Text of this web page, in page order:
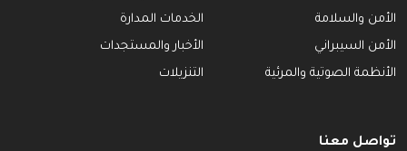
الأمن والسلامة
الخدمات المدارة
الأمن السيبراني
الأخبار والمستجدات
الأنظمة الصوتية والمرئية
التنزيلات
تواصل معنا